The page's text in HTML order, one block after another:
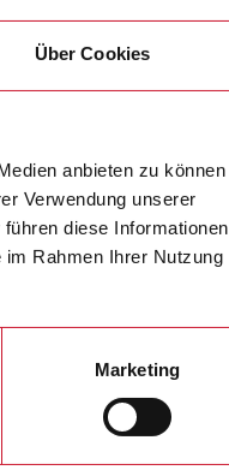
Über Cookies
anbieten zu können
Verwendung unserer
diese Informationen
Rahmen Ihrer Nutzung
Marketing